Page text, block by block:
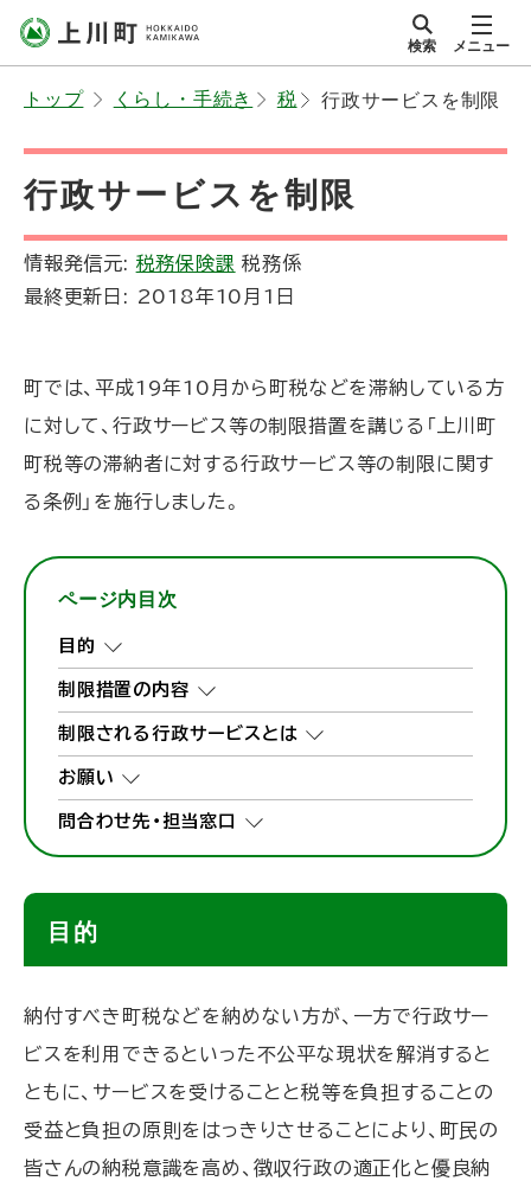
北海道上川町
Hokkaido Kamikawa
サイト内
検索 メニュー
トップ くらし・手続き 税 行政サービスを制限
行政サービスを制限
情報発信元: 税務保険課 税務係
最終更新日:
2018年10月1日
町では、平成19年10月から町税などを滞納している方
に対して、行政サービス等の制限措置を講じる「上川町
町税等の滞納者に対する行政サービス等の制限に関す
る条例」を施行しました。
ページ内目次
目的
制限措置の内容
制限される行政サービスとは
お願い
問合わせ先・担当窓口
目的
納付すべき町税などを納めない方が、一方で行政サー
ビスを利用できるといった不公平な現状を解消すると
ともに、サービスを受けることと税等を負担することの
受益と負担の原則をはっきりさせることにより、町民の
皆さんの納税意識を高め、徴収行政の適正化と優良納